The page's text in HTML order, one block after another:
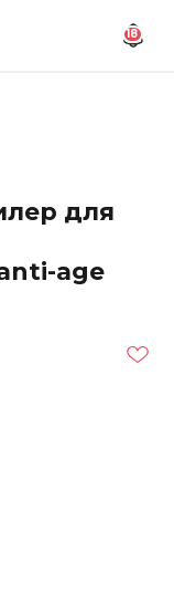
18
для
age